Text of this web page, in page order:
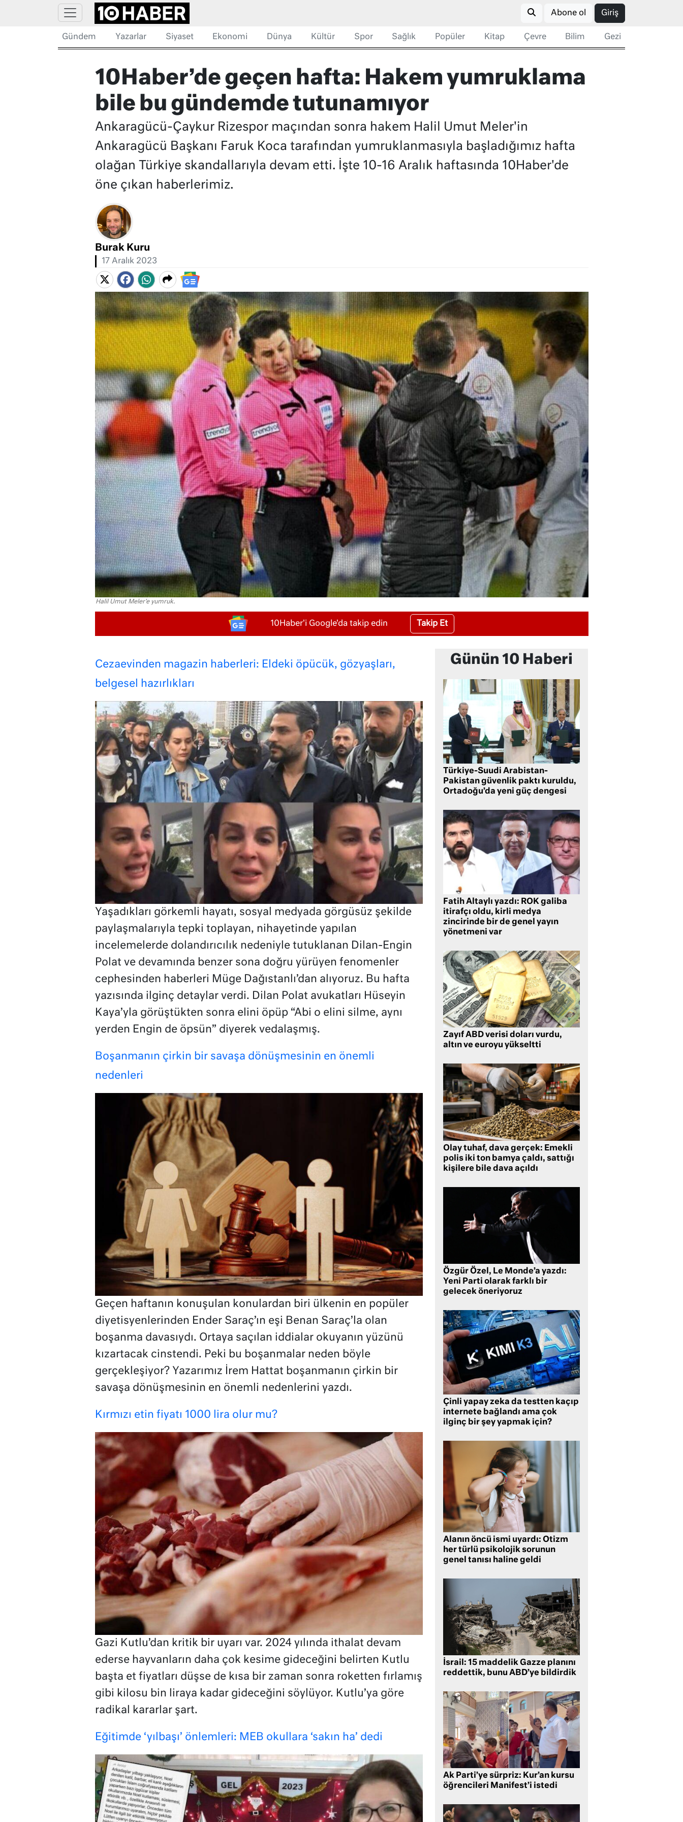
Abone ol Giriş
Gündem Yazarlar Siyaset Ekonomi Dünya Kültür Spor Sağlık Popüler Kitap Çevre Bilim Gezi
10Haber’de geçen hafta: Hakem yumruklama
bile bu gündemde tutunamıyor
Ankaragücü-Çaykur Rizespor maçından sonra hakem Halil Umut Meler'in
Ankaragücü Başkanı Faruk Koca tarafından yumruklanmasıyla başladığımız hafta
olağan Türkiye skandallarıyla devam etti. İşte 10-16 Aralık haftasında 10Haber'de
öne çıkan haberlerimiz.
Burak Kuru
17 Aralık 2023
Halil Umut Meler'e yumruk.
10Haber'i Google'da takip edin Takip Et
Cezaevinden magazin haberleri: Eldeki öpücük, gözyaşları,
belgesel hazırlıkları
Yaşadıkları görkemli hayatı, sosyal medyada görgüsüz şekilde
paylaşmalarıyla tepki toplayan, nihayetinde yapılan
incelemelerde dolandırıcılık nedeniyle tutuklanan Dilan-Engin
Polat ve devamında benzer sona doğru yürüyen fenomenler
cephesinden haberleri Müge Dağıstanlı’dan alıyoruz. Bu hafta
yazısında ilginç detaylar verdi. Dilan Polat avukatları Hüseyin
Kaya’yla görüştükten sonra elini öpüp “Abi o elini silme, aynı
yerden Engin de öpsün” diyerek vedalaşmış.
Boşanmanın çirkin bir savaşa dönüşmesinin en önemli
nedenleri
Geçen haftanın konuşulan konulardan biri ülkenin en popüler
diyetisyenlerinden Ender Saraç’ın eşi Benan Saraç’la olan
boşanma davasıydı. Ortaya saçılan iddialar okuyanın yüzünü
kızartacak cinstendi. Peki bu boşanmalar neden böyle
gerçekleşiyor? Yazarımız İrem Hattat boşanmanın çirkin bir
savaşa dönüşmesinin en önemli nedenlerini yazdı.
Kırmızı etin fiyatı 1000 lira olur mu?
Gazi Kutlu’dan kritik bir uyarı var. 2024 yılında ithalat devam
ederse hayvanların daha çok kesime gideceğini belirten Kutlu
başta et fiyatları düşse de kısa bir zaman sonra roketten fırlamış
gibi kilosu bin liraya kadar gideceğini söylüyor. Kutlu’ya göre
radikal kararlar şart.
Eğitimde ‘yılbaşı’ önlemleri: MEB okullara ‘sakın ha’ dedi
Günün 10 Haberi
Türkiye-Suudi Arabistan-
Pakistan güvenlik paktı kuruldu,
Ortadoğu’da yeni güç dengesi
Fatih Altaylı yazdı: ROK galiba
itirafçı oldu, kirli medya
zincirinde bir de genel yayın
yönetmeni var
Zayıf ABD verisi doları vurdu,
altın ve euroyu yükseltti
Olay tuhaf, dava gerçek: Emekli
polis iki ton bamya çaldı, sattığı
kişilere bile dava açıldı
Özgür Özel, Le Monde’a yazdı:
Yeni Parti olarak farklı bir
gelecek öneriyoruz
Çinli yapay zeka da testten kaçıp
internete bağlandı ama çok
ilginç bir şey yapmak için?
Alanın öncü ismi uyardı: Otizm
her türlü psikolojik sorunun
genel tanısı haline geldi
İsrail: 15 maddelik Gazze planını
reddettik, bunu ABD’ye bildirdik
Ak Parti’ye sürpriz: Kur’an kursu
öğrencileri Manifest’i istedi